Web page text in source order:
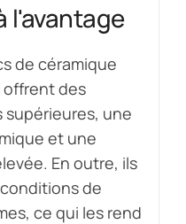
l'avantage
de céramique
offrent des
une
et une
En outre, ils
de
ce qui les rend